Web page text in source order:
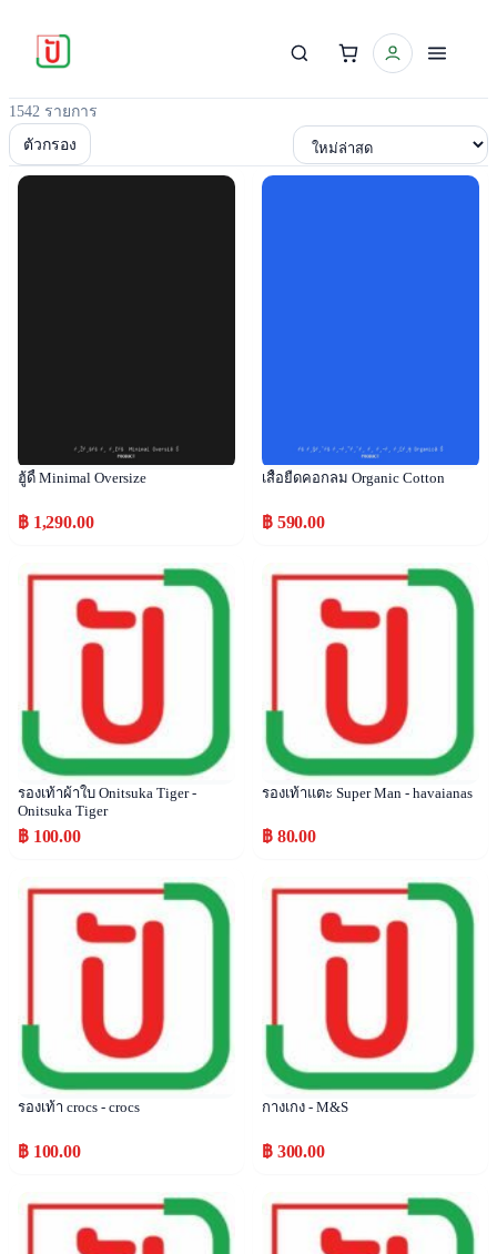
1542 รายการ
ตัวกรอง เรียงตาม
ฮู้ดี้ Minimal Oversize
฿ 1,290.00
เสื้อยืดคอกลม Organic Cotton
฿ 590.00
Popular
รองเท้าผ้าใบ Onitsuka Tiger -
Onitsuka Tiger
฿ 100.00
Popular
รองเท้าแตะ Super Man - havaianas
฿ 80.00
Popular
รองเท้า crocs - crocs
฿ 100.00
Popular
กางเกง - M&S
฿ 300.00
Popular Popular